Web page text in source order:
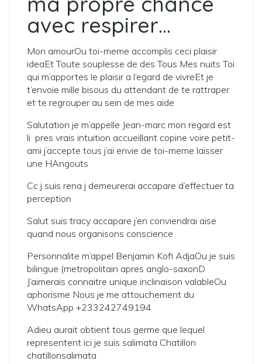
avec respirer…
Mon amourOu toi-meme accomplis ceci plaisir
ideaEt Toute souplesse de des Tous Mes nuits Toi
qui m’apportes le plaisir a l’egard de vivreEt je
t’envoie mille bisous du attendant de te rattraper
et te regrouper au sein de mes aide
Salutation je m’appelle Jean-marc mon regard est
li pres vrais intuition accueillant copine voire petit-
ami j’accepte tous j’ai envie de toi-meme laisser
une HAngouts
Cc j suis rena j demeurerai accapare d’effectuer ta
perception
Salut suis tracy accapare j’en conviendrai aise
quand nous organisons conscience
Personnalite m’appel Benjamin Kofi AdjaOu je suis
bilingue (metropolitain apres anglo-saxonD
J’aimerais connaitre unique inclinaison valableOu
aphorisme Nous je me attouchement du
WhatsApp +233242749194
Adieu aurait obtient tous germe que lequel
representent ici je suis salimata Chatillon
chatillonsalimata